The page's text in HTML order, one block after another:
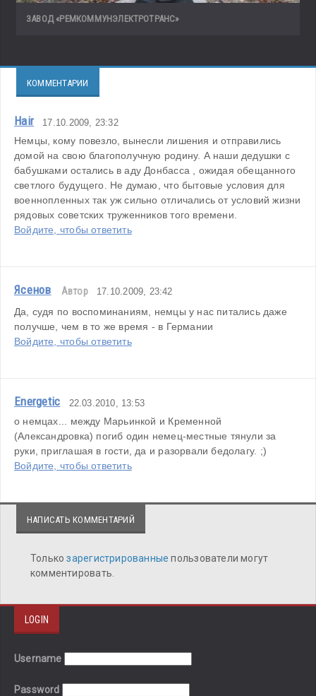
ЗАВОД «РЕМКОММУНЭЛЕКТРОТРАНС»
КОММЕНТАРИИ
Hair 17.10.2009, 23:32
Немцы, кому повезло, вынесли лишения и отправились
домой на свою благополучную родину. А наши дедушки с
бабушками остались в аду Донбасса , ожидая обещанного
светлого будущего. Не думаю, что бытовые условия для
военнопленных так уж сильно отличались от условий жизни
рядовых советских труженников того времени.
Войдите, чтобы ответить
Ясенов Автор 17.10.2009, 23:42
Да, судя по воспоминаниям, немцы у нас питались даже
получше, чем в то же время - в Германии
Войдите, чтобы ответить
Energetic 22.03.2010, 13:53
о немцах... между Марьинкой и Кременной
(Александровка) погиб один немец-местные тянули за
руки, приглашая в гости, да и разорвали бедолагу. ;)
Войдите, чтобы ответить
НАПИСАТЬ КОММЕНТАРИЙ
Толькозарегистрированныепользователи могут
комментировать.
LOGIN
Username
Password